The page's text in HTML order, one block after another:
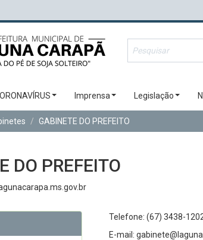
Imprensa Legislação
GABINETE DO PREFEITO
DO PREFEITO
Telefone: (67) 3438-
E-mail: